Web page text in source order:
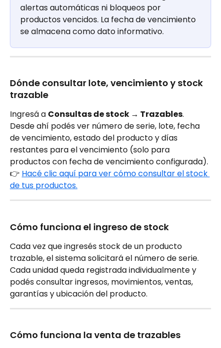
alertas automáticas ni bloqueos por
productos vencidos. La fecha de vencimiento
se almacena como dato informativo.
Dónde consultar lote, vencimiento y stock
trazable
Ingresá a Consultas de stock → Trazables.
Desde ahí podés ver número de serie, lote, fecha
de vencimiento, estado del producto y días
restantes para el vencimiento (solo para
productos con fecha de vencimiento configurada).
👉 Hacé clic aquí para ver cómo consultar el stock
de tus productos.
Cómo funciona el ingreso de stock
Cada vez que ingresés stock de un producto
trazable, el sistema solicitará el número de serie.
Cada unidad queda registrada individualmente y
podés consultar ingresos, movimientos, ventas,
garantías y ubicación del producto.
Cómo funciona la venta de trazables